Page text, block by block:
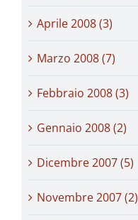
Aprile 2008 (3)
Marzo 2008 (7)
Febbraio 2008 (3)
Gennaio 2008 (2)
Dicembre 2007 (5)
Novembre 2007 (2)